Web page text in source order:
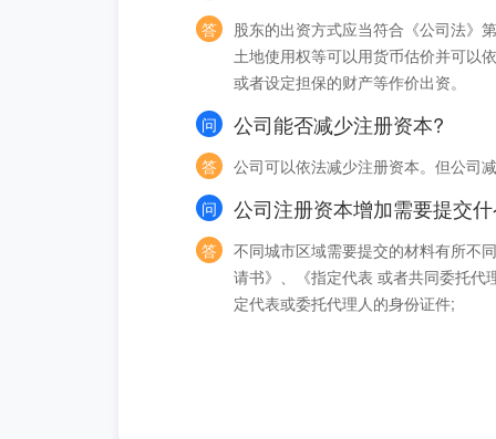
答
股东的出资方式应当符合《公司法》
土地使用权等可以用货币估价并可以
或者设定担保的财产等作价出资。
问
公司能否减少注册资本?
答
公司可以依法减少注册资本。但公司
问
公司注册资本增加需要提交
答
不同城市区域需要提交的材料有所不
请书》、《指定代表 或者共同委托代
定代表或委托代理人的身份证件;